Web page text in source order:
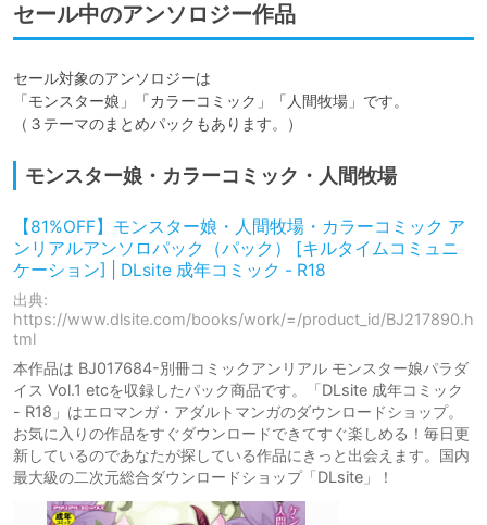
セール中のアンソロジー作品
セール対象のアンソロジーは
「モンスター娘」「カラーコミック」「人間牧場」です。
（３テーマのまとめパックもあります。）
モンスター娘・カラーコミック・人間牧場
【81%OFF】モンスター娘・人間牧場・カラーコミック ア
ンリアルアンソロパック（パック） [キルタイムコミュニ
ケーション] | DLsite 成年コミック - R18
出典:
https://www.dlsite.com/books/work/=/product_id/BJ217890.h
tml
本作品は BJ017684-別冊コミックアンリアル モンスター娘パラダ
イス Vol.1 etcを収録したパック商品です。「DLsite 成年コミック
- R18」はエロマンガ・アダルトマンガのダウンロードショップ。
お気に入りの作品をすぐダウンロードできてすぐ楽しめる！毎日更
新しているのであなたが探している作品にきっと出会えます。国内
最大級の二次元総合ダウンロードショップ「DLsite」！